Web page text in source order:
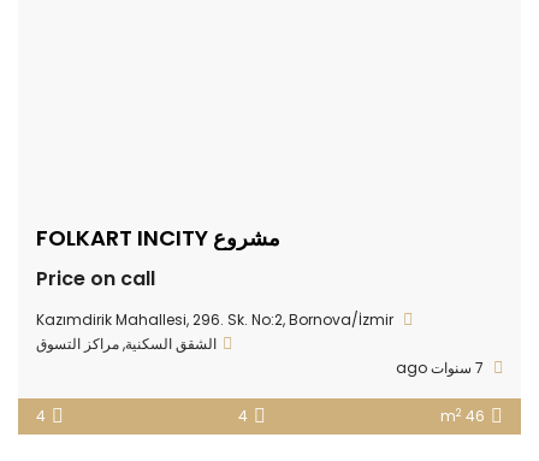
مشروع FOLKART INCITY
Price on call
Kazımdirik Mahallesi, 296. Sk. No:2, Bornova/İzmir
الشقق السكنية,مراكز التسوق
46 m
2
4
4